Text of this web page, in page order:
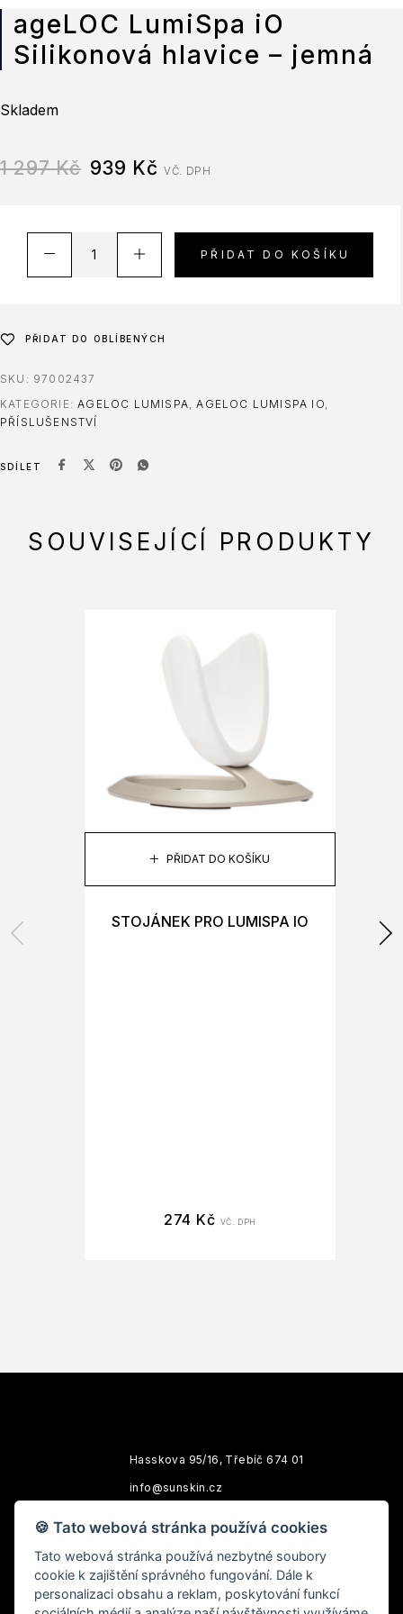
ageLOC LumiSpa iO
Silikonová hlavice – jemná
Skladem
1 297Kč 939 Kč VČ. DPH
PŘIDAT DO KOŠÍKU
PŘIDAT DO OBLÍBENÝCH
SKU: 97002437
KATEGORIE:AGELOC LUMISPA,AGELOC LUMISPA IO,
PŘÍSLUŠENSTVÍ
SDÍLET
SOUVISEJÍCÍ PRODUKTY
PŘIDAT DO KOŠÍKU
STOJÁNEK PRO LUMISPA IO
274 Kč VČ. DPH
Hasskova 95/16, Třebíč 674 01
info@sunskin.cz
🍪 Tato webová stránka používá cookies
Tato webová stránka používá nezbytné soubory
cookie k zajištění správného fungování. Dále k
personalizaci obsahu a reklam, poskytování funkcí